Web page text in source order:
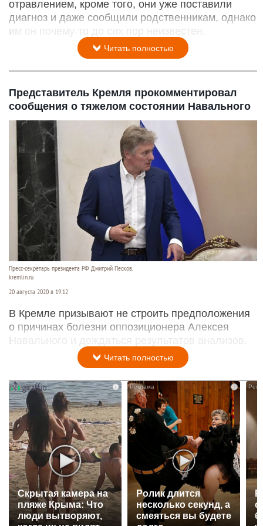
отравлением, кроме того, они уже поставили
диагноз и даже сообщили родственникам, однако
им он почему-то до сих пор неизвестен.
Читать полностью
Представитель Кремля прокомментировал
сообщения о тяжелом состоянии Навального
Пресс-секретарь президента РФ Дмитрий Песков.
kremlin.ru
20 августа 2020 в 19:12
В Кремле призывают не строить предположения
о причинах болезни оппозиционера Алексея
Навального и дождаться результатов анализов.
Читать полностью
i
Скрытая камера на
пляже Крыма: Что
люди вытворяют,
Ролик длится
несколько секунд, а
смеяться вы будете